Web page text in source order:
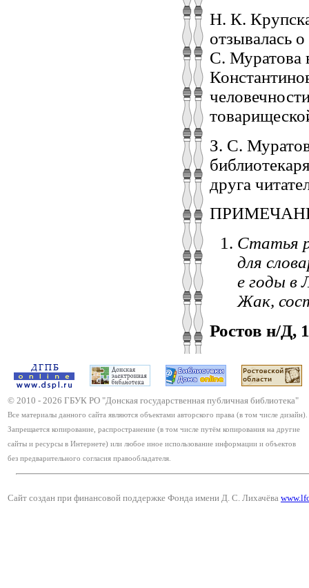
Н. К.
отзывалась
С. Муратова
З. С.
друга
Статья
для
е годы в
Жак,
Ростов н/Д,
© 2010 - 2026 ГБУК РО "Донская государственная публичная библиотека"
Все материалы данного сайта являются объектами авторского права (в том числе дизайн).
Запрещается копирование, распространение (в том числе путём копирования на другие
сайты и ресурсы в Интернете) или любое иное использование информации и объектов
без предварительного согласия правообладателя.
Сайт создан при финансовой поддержке Фонда имени Д. С. Лихачёва